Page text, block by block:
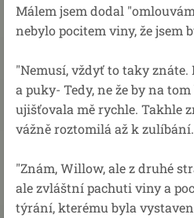
Málem jsem dodal
nebylo pocitem viny, že jsem
"Nemusí, vždyť to taky
a puky- Tedy, ne že by na
ujišťovala mě rychle. Takhle
vážně roztomilá až k zulíbání.
"Znám, Willow, ale z druhé
ale zvláštní pachuti viny a
týrání, kterému byla